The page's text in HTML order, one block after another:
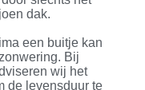
dak.
een buitje kan
Bij
wij het
de levensduur te